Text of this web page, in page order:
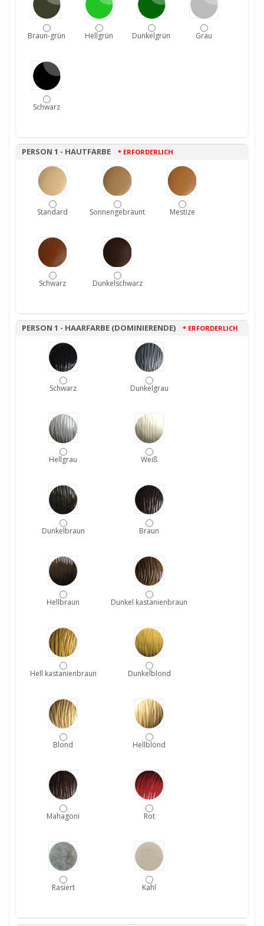
Braun-grün Hellgrün Dunkelgrün Grau
Schwarz
PERSON 1 - HAUTFARBE * ERFORDERLICH
Standard Sonnengebräunt Mestize
Schwarz Dunkelschwarz
PERSON 1 - HAARFARBE (DOMINIERENDE) * ERFORDERLICH
Schwarz Dunkelgrau
Hellgrau Weiß
Dunkelbraun Braun
Hellbraun Dunkel kastanienbraun
Hell kastanienbraun Dunkelblond
Blond Hellblond
Mahagoni Rot
Rasiert Kahl